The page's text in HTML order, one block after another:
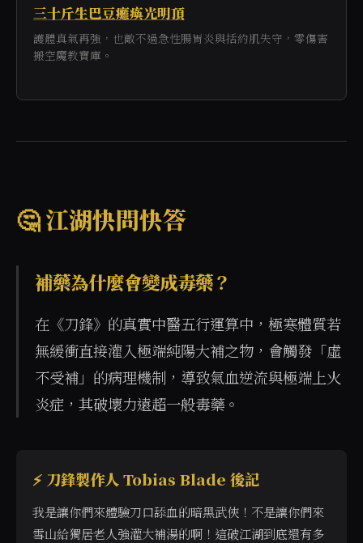
三十斤生巴豆癱瘓光明頂
護體真氣再強，也敵不過急性腸胃炎與括約肌失守，零傷害
搬空魔教寶庫。
🤔 江湖快問快答
補藥為什麼會變成毒藥？
在《刀鋒》的真實中醫五行運算中，極寒體質若
無緩衝直接灌入極端純陽大補之物，會觸發「虛
不受補」的病理機制，導致氣血逆流與極端上火
炎症，其破壞力遠超一般毒藥。
⚡ 刀鋒製作人 Tobias Blade 後記
我是讓你們來體驗刀口舔血的暗黑武俠！不是讓你們來
雪山給獨居老人強灌大補湯的啊！這破江湖到底還有多